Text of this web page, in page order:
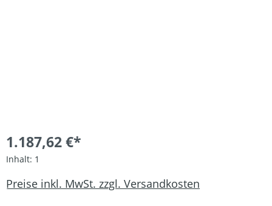
1.187,62 €*
Inhalt: 1
Preise inkl. MwSt. zzgl. Versandkosten